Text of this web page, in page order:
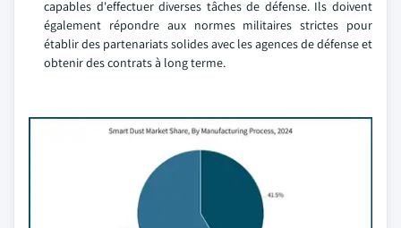
capables d'effectuer diverses tâches de défense. Ils doivent
également répondre aux normes militaires strictes pour
établir des partenariats solides avec les agences de défense et
obtenir des contrats à long terme.